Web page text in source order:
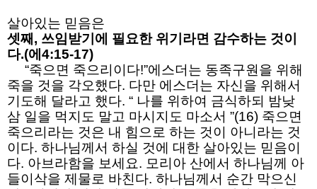
살아있는 믿음은
셋째, 쓰임받기에 필요한 위기라면 감수하는 것이
다.(에4:15-17)
“죽으면 죽으리이다!”에스더는 동족구원을 위해
죽을 것을 각오했다. 다만 에스더는 자신을 위해서
기도해 달라고 했다. “ 나를 위하여 금식하되 밤낮
삼 일을 먹지도 말고 마시지도 마소서 ”(16) 죽으면
죽으리라는 것은 내 힘으로 하는 것이 아니라는 것
이다. 하나님께서 하실 것에 대한 살아있는 믿음이
다. 아브라함을 보세요. 모리아 산에서 하나님께 아
들이삭을 제물로 바친다. 하나님께서 순간 막으신